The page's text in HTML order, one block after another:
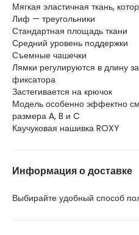
Мягкая эластичная ткань,
Лиф — треугольники
Стандартная площадь ткани
Средний уровень поддержки
Съемные чашечки
Лямки регулируются в длину
фиксатора
Застегивается на крючок
Модель особенно эффектно
размера A, B и C
Каучуковая нашивка ROXY
Информация о доставке
Выбирайте удобный способ